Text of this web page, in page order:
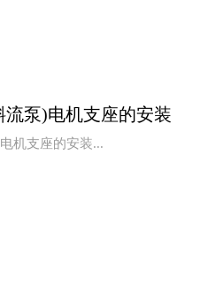
泵)电机支座的安装
机支座的安装...